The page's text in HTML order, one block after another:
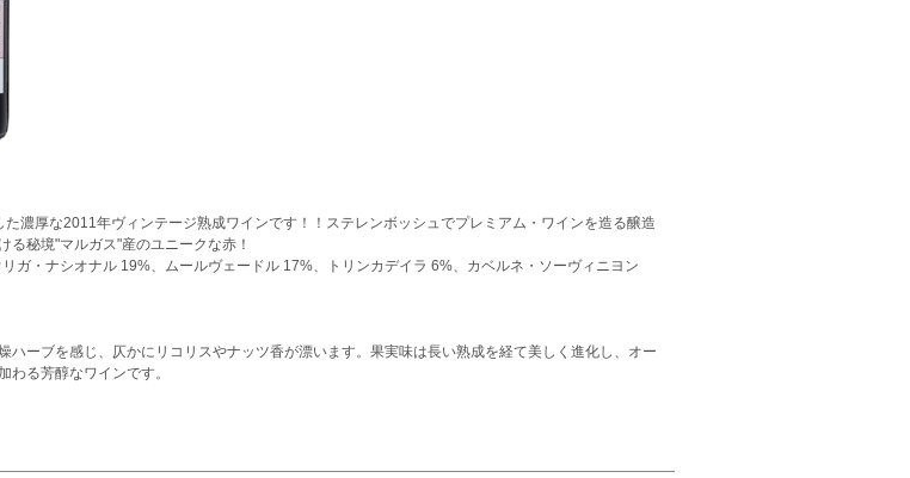
濃厚な2011年ヴィンテージ熟成ワインです！！ステレンボッシュでプレミアム・ワインを造る醸造
る秘境"マルガス"産のユニークな赤！
リガ・ナシオナル 19%、ムールヴェードル 17%、トリンカデイラ 6%、カベルネ・ソーヴィニヨン
ハーブを感じ、仄かにリコリスやナッツ香が漂います。果実味は長い熟成を経て美しく進化し、オー
わる芳醇なワインです。